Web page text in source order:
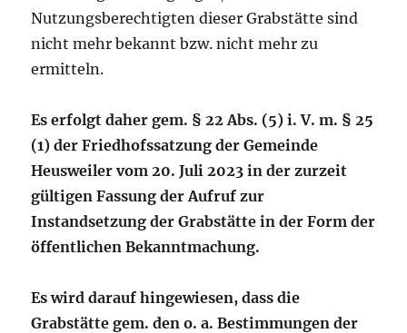
Nutzungsberechtigten dieser Grabstätte sind
nicht mehr bekannt bzw. nicht mehr zu
ermitteln.
Es erfolgt daher gem. § 22 Abs. (5) i. V. m. § 25
(1) der Friedhofssatzung der Gemeinde
Heusweiler vom 20. Juli 2023 in der zurzeit
gültigen Fassung der Aufruf zur
Instandsetzung der Grabstätte in der Form der
öffentlichen Bekanntmachung.
Es wird darauf hingewiesen, dass die
Grabstätte gem. den o. a. Bestimmungen der